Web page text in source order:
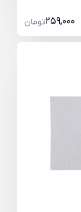
259,000تومان